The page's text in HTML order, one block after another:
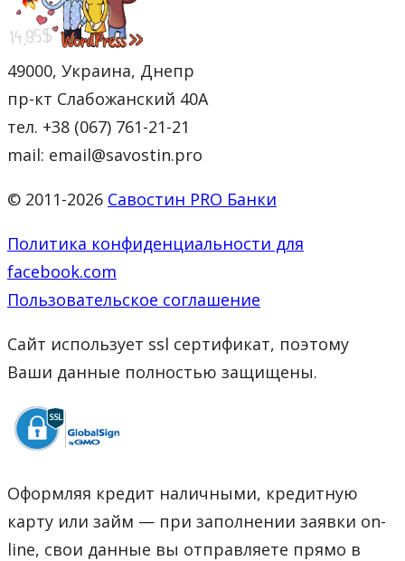
49000, Украина, Днепр
пр-кт Слабожанский 40А
тел. +38 (067) 761-21-21
mail: email@savostin.pro
© 2011-2026 Савостин PRO Банки
Политика конфиденциальности для
facebook.com
Пользовательское соглашение
Сайт использует ssl сертификат, поэтому
Ваши данные полностью защищены.
Оформляя кредит наличными, кредитную
карту или займ — при заполнении заявки on-
line, свои данные вы отправляете прямо в